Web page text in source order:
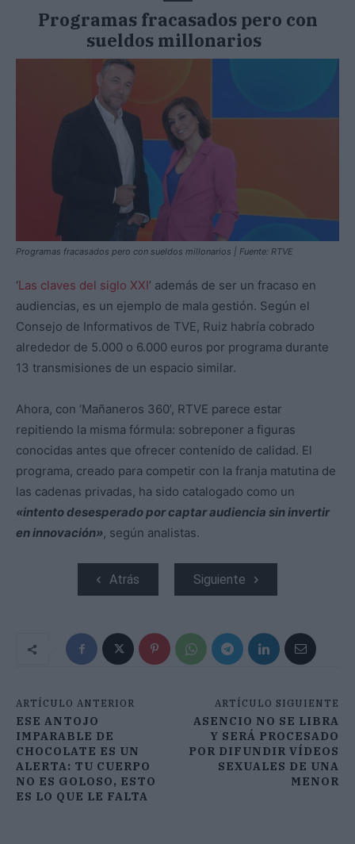
Programas fracasados pero con
sueldos millonarios
Programas fracasados pero con sueldos millonarios | Fuente: RTVE
‘Las claves del siglo XXI’ además de ser un fracaso en
audiencias, es un ejemplo de mala gestión. Según el
Consejo de Informativos de TVE, Ruiz habría cobrado
alrededor de 5.000 o 6.000 euros por programa durante
13 transmisiones de un espacio similar.
Ahora, con ‘Mañaneros 360’, RTVE parece estar
repitiendo la misma fórmula: sobreponer a figuras
conocidas antes que ofrecer contenido de calidad. El
programa, creado para competir con la franja matutina de
las cadenas privadas, ha sido catalogado como un
«intento desesperado por captar audiencia sin invertir
en innovación», según analistas.
Atrás Siguiente
ARTÍCULO ANTERIOR
ESE ANTOJO
IMPARABLE DE
CHOCOLATE ES UN
ALERTA: TU CUERPO
NO ES GOLOSO, ESTO
ES LO QUE LE FALTA
ARTÍCULO SIGUIENTE
ASENCIO NO SE LIBRA
Y SERÁ PROCESADO
POR DIFUNDIR VÍDEOS
SEXUALES DE UNA
MENOR